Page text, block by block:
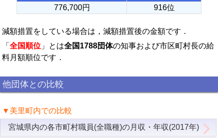
776,700円 916位
減額措置をしている場合は，減額措置後の金額です．
「 全国順位 」とは全国1788団体の知事および市区町村長の給
料月額順位です．
他団体との比較
▼美里町内での比較
宮城県内の各市町村職員(全職種)の月収・年収(2017年)